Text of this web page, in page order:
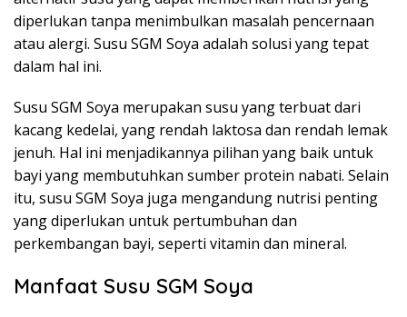
diperlukan tanpa menimbulkan masalah pencernaan
atau alergi. Susu SGM Soya adalah solusi yang tepat
dalam hal ini.
Susu SGM Soya merupakan susu yang terbuat dari
kacang kedelai, yang rendah laktosa dan rendah lemak
jenuh. Hal ini menjadikannya pilihan yang baik untuk
bayi yang membutuhkan sumber protein nabati. Selain
itu, susu SGM Soya juga mengandung nutrisi penting
yang diperlukan untuk pertumbuhan dan
perkembangan bayi, seperti vitamin dan mineral.
Manfaat Susu SGM Soya